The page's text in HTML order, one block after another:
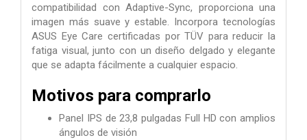
compatibilidad con Adaptive-Sync, proporciona una
imagen más suave y estable. Incorpora tecnologías
ASUS Eye Care certificadas por TÜV para reducir la
fatiga visual, junto con un diseño delgado y elegante
que se adapta fácilmente a cualquier espacio.
Motivos para comprarlo
Panel IPS de 23,8 pulgadas Full HD con amplios
ángulos de visión